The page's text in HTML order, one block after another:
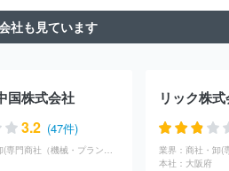
株式会社ＵＡＣＪ
富士電工株式会
三和シヤッター工業株式会社
罐株式会社
日本高周波鋼業株式会
化シヤッター株式会社
三菱製鋼株式
電線工業株式会社
古河電気工業株式
式会社ＳＵＭＣＯ
リアル株式会社
原子燃料工業株式会
社も見ています
国株式会社
3.2 (47件)
商社・卸(専門商社（機械・プラント）)
リック株
業界： 商社・卸(
本社： 大阪府